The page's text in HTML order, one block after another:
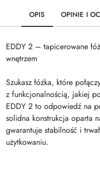
OPIS OPINIE I
EDDY 2 – tapicerowane
wnętrzem
Szukasz łóżka, które
z funkcjonalnością, jakiej
EDDY 2 to odpowiedź na
solidna konstrukcja oparta
gwarantuje stabilność i
użytkowaniu.